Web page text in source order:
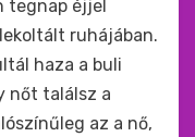
tegnap éjjel
ruhájában.
haza a buli
nőt találsz a
az a nő,